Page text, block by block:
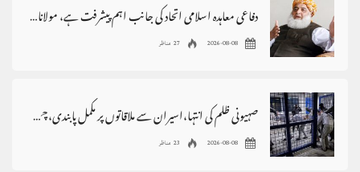
دفاعی معاہدہ اسلامی اتحاد کی جانب اہم پیشرفت ہے، مولانافضل الرحمٰن
2026-08-08 27 مناظر
صہیونی ظلم کی انتہا،اسیران سے ملاقاتوں پر مکمل پابندی،چھاپے،گرفتاریاں
2026-08-08 23 مناظر